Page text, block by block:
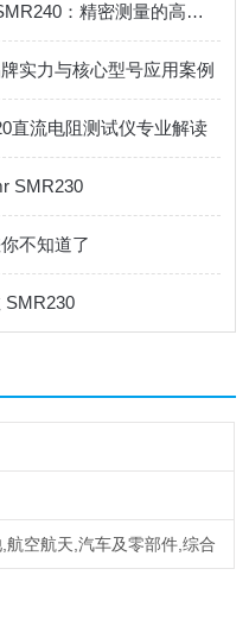
6位半高精密直流电阻测试仪SMR240：精密测量的高效之选
实力与核心型号应用案例
直流电阻测试仪专业解读
SMR230
不知道了
SMR230
航空航天,汽车及零部件,综合